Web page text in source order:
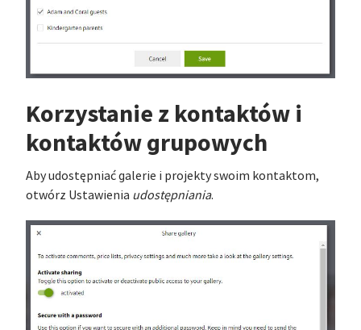
Korzystanie z kontaktów i
kontaktów grupowych
Aby udostępniać galerie i projekty swoim kontaktom,
otwórz Ustawienia udostępniania.